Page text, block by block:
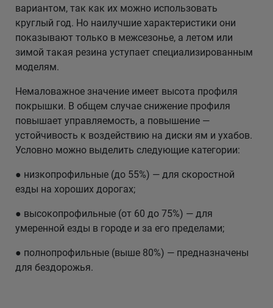
вариантом, так как их можно использовать
круглый год. Но наилучшие характеристики они
показывают только в межсезонье, а летом или
зимой такая резина уступает специализированным
моделям.
Немаловажное значение имеет высота профиля
покрышки. В общем случае снижение профиля
повышает управляемость, а повышение —
устойчивость к воздействию на диски ям и ухабов.
Условно можно выделить следующие категории:
● низкопрофильные (до 55%) — для скоростной
езды на хороших дорогах;
● высокопрофильные (от 60 до 75%) — для
умеренной езды в городе и за его пределами;
● полнопрофильные (выше 80%) — предназначены
для бездорожья.